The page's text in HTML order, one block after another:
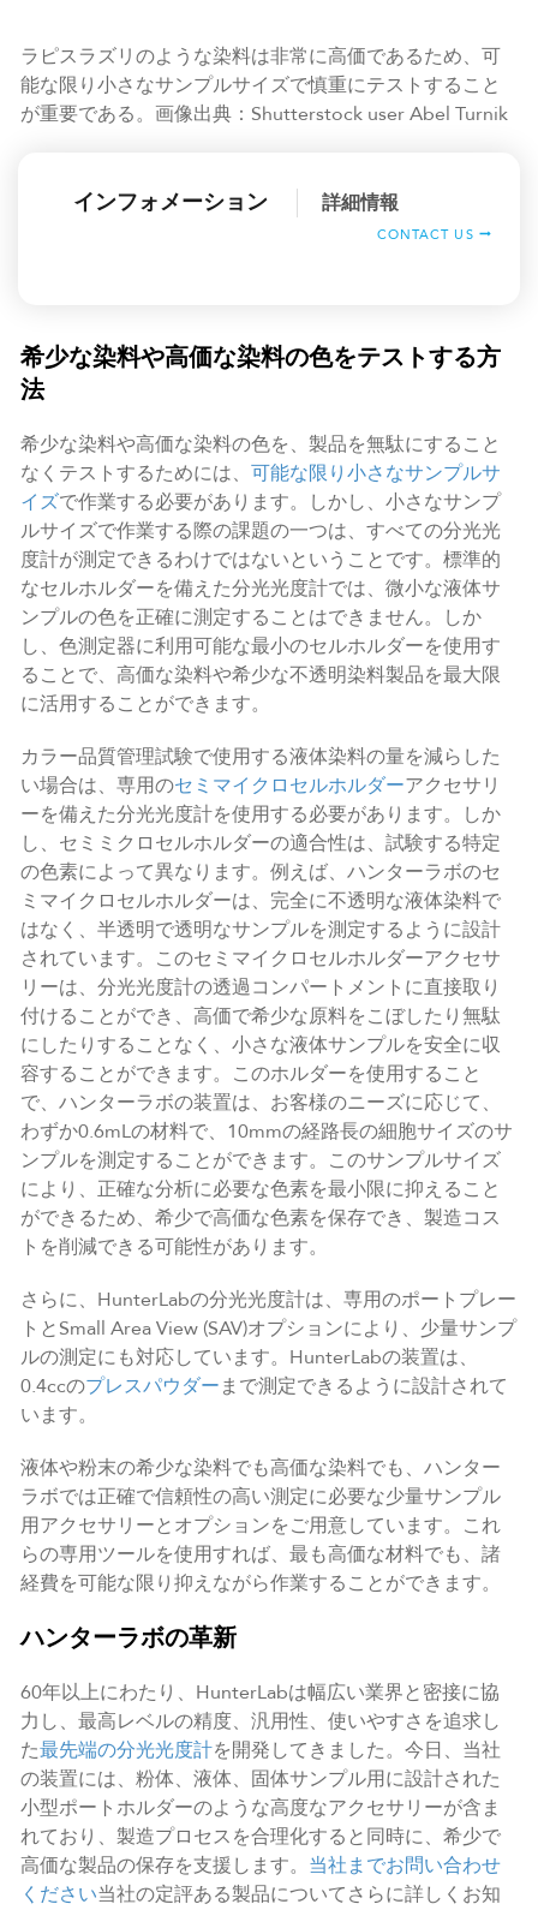
ラピスラズリのような染料は非常に高価であるため、可
能な限り小さなサンプルサイズで慎重にテストすること
が重要である。画像出典：Shutterstock user Abel Turnik
インフォメーション 詳細情報
CONTACT US
希少な染料や高価な染料の色をテストする方
法
希少な染料や高価な染料の色を、製品を無駄にすること
なくテストするためには、 可能な限り小さなサンプルサ
イズで作業する必要があります。しかし、小さなサンプ
ルサイズで作業する際の課題の一つは、すべての分光光
度計が測定できるわけではないということです。標準的
なセルホルダーを備えた分光光度計では、微小な液体サ
ンプルの色を正確に測定することはできません。しか
し、色測定器に利用可能な最小のセルホルダーを使用す
ることで、高価な染料や希少な不透明染料製品を最大限
に活用することができます。
カラー品質管理試験で使用する液体染料の量を減らした
い場合は、専用のセミマイクロセルホルダーアクセサリ
ーを備えた分光光度計を使用する必要があります。しか
し、セミミクロセルホルダーの適合性は、試験する特定
の色素によって異なります。例えば、ハンターラボのセ
ミマイクロセルホルダーは、完全に不透明な液体染料で
はなく、半透明で透明なサンプルを測定するように設計
されています。このセミマイクロセルホルダーアクセサ
リーは、分光光度計の透過コンパートメントに直接取り
付けることができ、高価で希少な原料をこぼしたり無駄
にしたりすることなく、小さな液体サンプルを安全に収
容することができます。このホルダーを使用すること
で、ハンターラボの装置は、お客様のニーズに応じて、
わずか0.6mLの材料で、10mmの経路長の細胞サイズのサ
ンプルを測定することができます。このサンプルサイズ
により、正確な分析に必要な色素を最小限に抑えること
ができるため、希少で高価な色素を保存でき、製造コス
トを削減できる可能性があります。
さらに、HunterLabの分光光度計は、専用のポートプレー
トとSmall Area View (SAV)オプションにより、少量サンプ
ルの測定にも対応しています。HunterLabの装置は、
0.4ccのプレスパウダーまで測定できるように設計されて
います。
液体や粉末の希少な染料でも高価な染料でも、ハンター
ラボでは正確で信頼性の高い測定に必要な少量サンプル
用アクセサリーとオプションをご用意しています。これ
らの専用ツールを使用すれば、最も高価な材料でも、諸
経費を可能な限り抑えながら作業することができます。
ハンターラボの革新
60年以上にわたり、HunterLabは幅広い業界と密接に協
力し、最高レベルの精度、汎用性、使いやすさを追求し
た最先端の分光光度計を開発してきました。今日、当社
の装置には、粉体、液体、固体サンプル用に設計された
小型ポートホルダーのような高度なアクセサリーが含ま
れており、製造プロセスを合理化すると同時に、希少で
高価な製品の保存を支援します。 当社までお問い合わせ
ください当社の定評ある製品についてさらに詳しくお知